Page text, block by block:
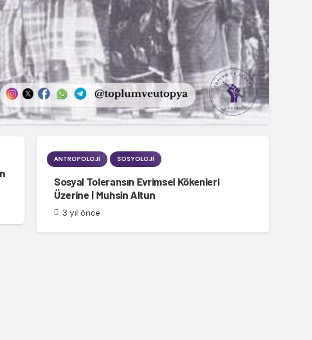
ANTROPOLOJI SOSYOLOJI
Sosyal Toleransın Evrimsel Kökenleri
Üzerine | Muhsin Altun
3 yıl önce